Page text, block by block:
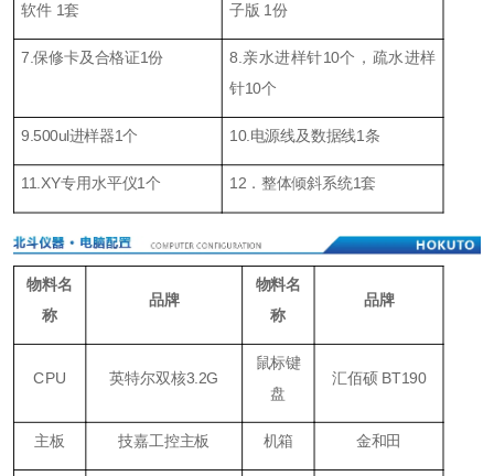
软件 1套
子版 1份
7.保修卡及合格证1份 8. 亲水进样针10个，疏水进样
针10个
9.500ul进样器1个 10. 电源线及数据线1条
11.XY专用水平仪1个 12．整体倾斜系统1套
物料名
称
品牌
物料名
称
品牌
CPU 英特尔双核3.2G
鼠标键
盘
汇佰硕 BT190
主板 技嘉工控主板 机箱 金和田